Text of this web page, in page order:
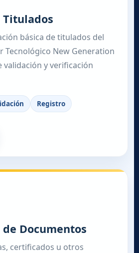
Titulados
básica de titulados del
Tecnológico New Generation
validación y verificación
Registro
Documentos
certificados u otros